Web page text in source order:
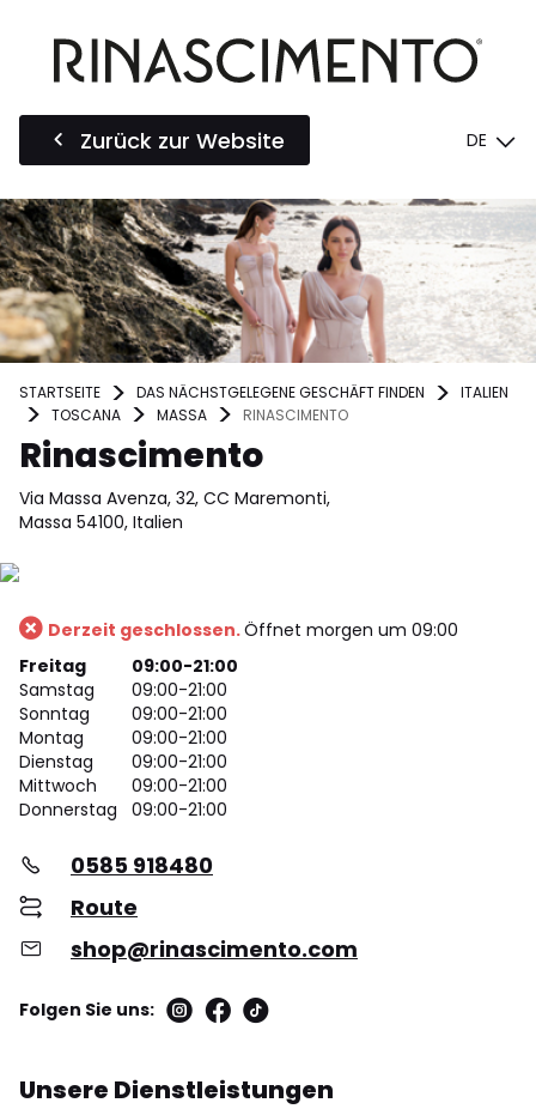
Zurück zur Website DE
STARTSEITE DAS NÄCHSTGELEGENE GESCHÄFT FINDEN
ITALIEN
TOSCANA
MASSA RINASCIMENTO
Rinascimento
Via Massa Avenza, 32, CC Maremonti,
Massa 54100, Italien
Derzeit geschlossen.Öffnet morgen um 09:00
Freitag
09:00-21:00
Samstag
09:00-21:00
Sonntag
09:00-21:00
Montag
09:00-21:00
Dienstag
09:00-21:00
Mittwoch
09:00-21:00
Donnerstag
09:00-21:00
0585 918480
Route
shop@rinascimento.com
Folgen Sie uns:
Unsere Dienstleistungen